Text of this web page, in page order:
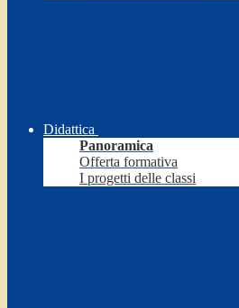
Didattica
Panoramica
Offerta formativa
I progetti delle classi